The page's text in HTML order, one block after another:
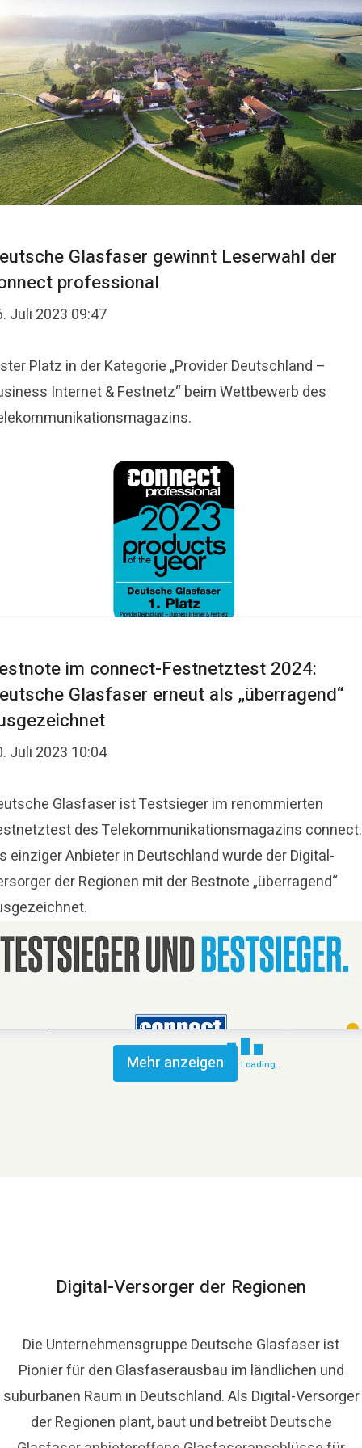
Glasfaser gewinnt Leserwahl der
professional
Juli 2023 09:47
Platz in der Kategorie „Provider Deutschland –
Internet & Festnetz“ beim Wettbewerb des
im connect-Festnetztest 2024:
Glasfaser erneut als „überragend“
Juli 2023 10:04
Glasfaser ist Testsieger im renommierten
des Telekommunikationsmagazins connect.
einziger Anbieter in Deutschland wurde der Digital-
der Regionen mit der Bestnote „überragend“
Mehr anzeigen Loading...
Digital-Versorger der Regionen
Die Unternehmensgruppe Deutsche Glasfaser ist
Pionier für den Glasfaserausbau im ländlichen und
suburbanen Raum in Deutschland. Als Digital-Versorger
der Regionen plant, baut und betreibt Deutsche
Glasfaser anbieteroffene Glasfaseranschlüsse für